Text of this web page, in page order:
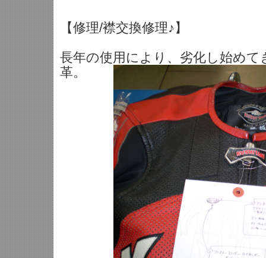
【修理/襟交換修理♪】
長年の使用により、劣化し始めて
革。